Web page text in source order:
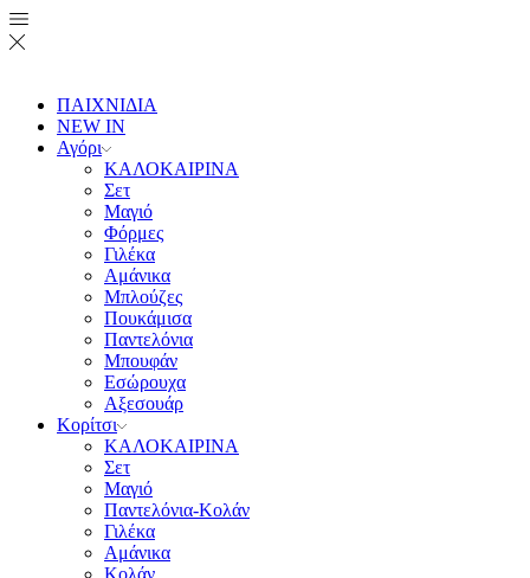
ΠΑΙΧΝΙΔΙΑ
NEW IN
Αγόρι
ΚΑΛΟΚΑΙΡΙΝΑ
Σετ
Μαγιό
Φόρμες
Γιλέκα
Αμάνικα
Μπλούζες
Πουκάμισα
Παντελόνια
Μπουφάν
Εσώρουχα
Αξεσουάρ
Κορίτσι
ΚΑΛΟΚΑΙΡΙΝΑ
Σετ
Μαγιό
Παντελόνια-Κολάν
Γιλέκα
Αμάνικα
Κολάν